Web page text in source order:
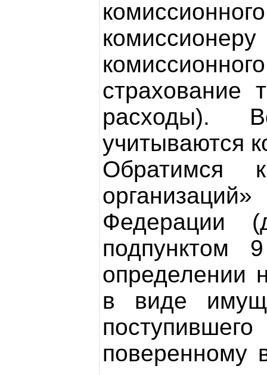
страхование
расходы).
учитываются
Федерации
определении
в виде
поверенному